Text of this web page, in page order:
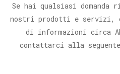
Se hai qualsiasi
nostri prodotti e servizi,
di informazioni circa
contattarci alla